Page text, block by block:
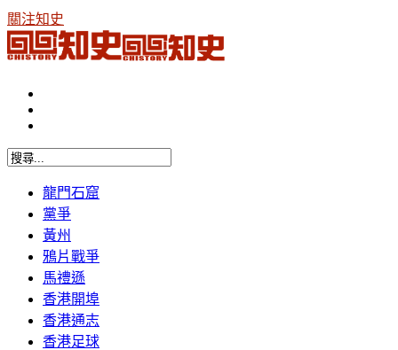
關注知史
龍門石窟
黨爭
黃州
鴉片戰爭
馬禮遜
香港開埠
香港通志
香港足球